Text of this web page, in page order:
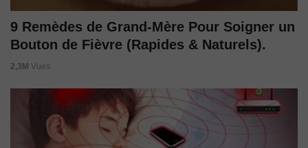
9 Remèdes de Grand-Mère Pour Soigner un
Bouton de Fièvre (Rapides & Naturels).
2,3M Vues